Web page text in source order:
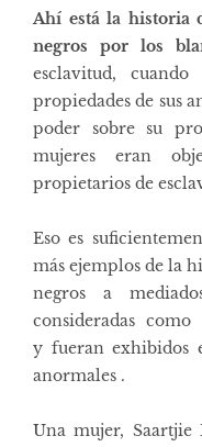
Ahí está la historia
negros por los
esclavitud,
propiedades de sus
poder sobre su
mujeres eran
propietarios de
Eso es
más ejemplos de la
negros a
consideradas
y fueran exhibidos
anormales .
Una mujer, Saartjie